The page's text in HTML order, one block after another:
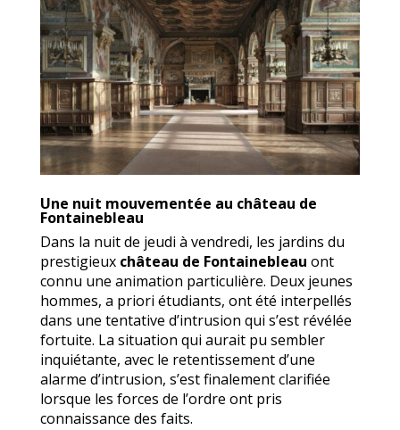
Une nuit mouvementée au château de
Fontainebleau
Dans la nuit de jeudi à vendredi, les jardins du
prestigieux château de Fontainebleau ont
connu une animation particulière. Deux jeunes
hommes, a priori étudiants, ont été interpellés
dans une tentative d’intrusion qui s’est révélée
fortuite. La situation qui aurait pu sembler
inquiétante, avec le retentissement d’une
alarme d’intrusion, s’est finalement clarifiée
lorsque les forces de l’ordre ont pris
connaissance des faits.